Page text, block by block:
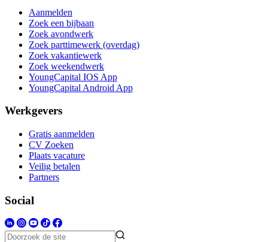
Aanmelden
Zoek een bijbaan
Zoek avondwerk
Zoek parttimewerk (overdag)
Zoek vakantiewerk
Zoek weekendwerk
YoungCapital IOS App
YoungCapital Android App
Werkgevers
Gratis aanmelden
CV Zoeken
Plaats vacature
Veilig betalen
Partners
Social